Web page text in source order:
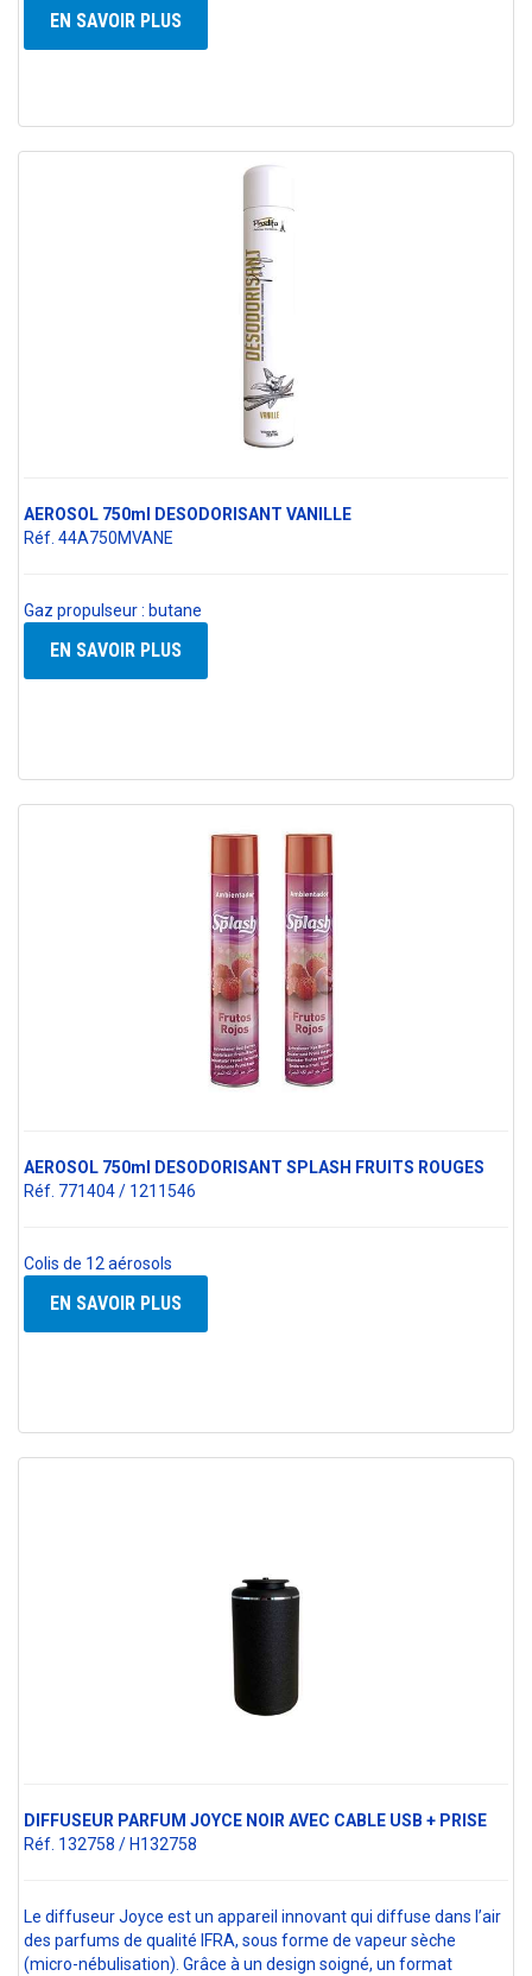
EN SAVOIR PLUS
AEROSOL 750ml DESODORISANT VANILLE
Réf. 44A750MVANE
Gaz propulseur : butane
EN SAVOIR PLUS
AEROSOL 750ml DESODORISANT SPLASH FRUITS ROUGES
Réf. 771404 / 1211546
Colis de 12 aérosols
EN SAVOIR PLUS
DIFFUSEUR PARFUM JOYCE NOIR AVEC CABLE USB + PRISE
Réf. 132758 / H132758
Le diffuseur Joyce est un appareil innovant qui diffuse dans l’air
des parfums de qualité IFRA, sous forme de vapeur sèche
(micro-nébulisation). Grâce à un design soigné, un format